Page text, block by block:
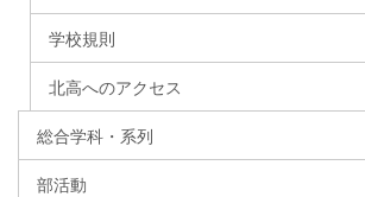
学校規則
北高へのアクセス
総合学科・系列
部活動